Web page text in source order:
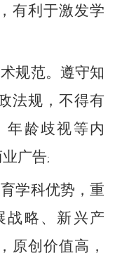
有利于激发学
规范。遵守知
法规，不得有
年龄歧视等内
广告;
学科优势，重
战略、新兴产
原创价值高，